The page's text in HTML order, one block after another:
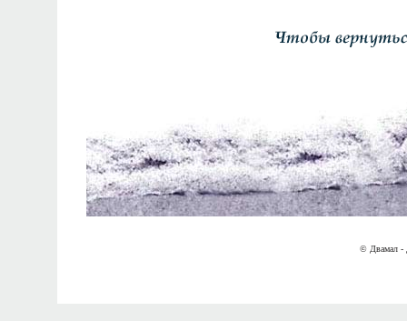
© Двамал -